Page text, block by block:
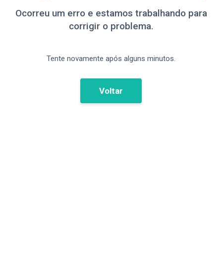
Ocorreu um erro e estamos trabalhando para
corrigir o problema.
Tente novamente após alguns minutos.
Voltar